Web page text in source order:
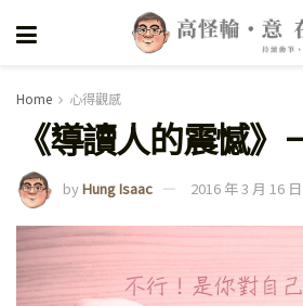
Home 心得觀感
《導讀人的震憾》
byHung Isaac 2016 年 3 月 16 日